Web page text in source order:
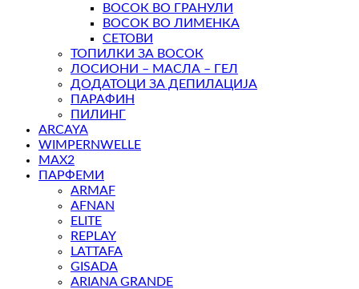
ВОСОК ВО ГРАНУЛИ
ВОСОК ВО ЛИМЕНКА
СЕТОВИ
ТОПИЛКИ ЗА ВОСОК
ЛОСИОНИ – МАСЛА – ГЕЛ
ДОДАТОЦИ ЗА ДЕПИЛАЦИЈА
ПАРАФИН
ПИЛИНГ
ARCAYA
WIMPERNWELLE
MAX2
ПАРФЕМИ
ARMAF
AFNAN
ELITE
REPLAY
LATTAFA
GISADA
ARIANA GRANDE